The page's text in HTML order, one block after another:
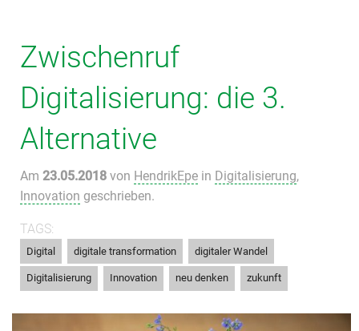
Zwischenruf
Digitalisierung: die 3.
Alternative
Am 23.05.2018 von HendrikEpe in Digitalisierung,
Innovation geschrieben.
TAGS:
Digital digitale transformation digitaler Wandel
Digitalisierung Innovation neu denken zukunft